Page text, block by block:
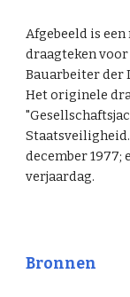
Afgebeeld is
draagteken
Bauarbeiter der
Het originele
december 1977;
verjaardag.
Bronnen